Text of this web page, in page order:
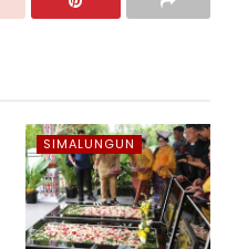
SIMALUNGUN